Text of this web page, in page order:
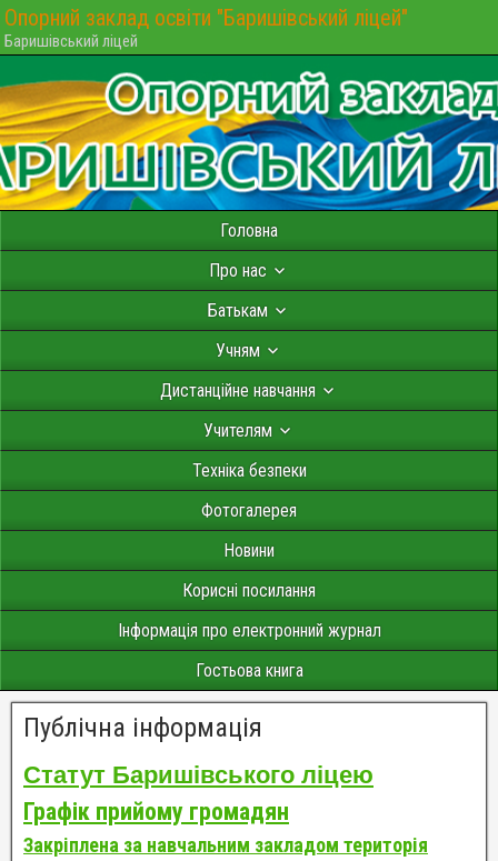
Опорний заклад освіти "Баришівський ліцей"
Баришівський ліцей
Головна
Про нас
Батькам
Учням
Дистанційне навчання
Учителям
Техніка безпеки
Фотогалерея
Новини
Корисні посилання
Інформація про електронний журнал
Гостьова книга
Публічна інформація
Статут Баришівського ліцею
Графік прийому громадян
Закріплена за навчальним закладом територія